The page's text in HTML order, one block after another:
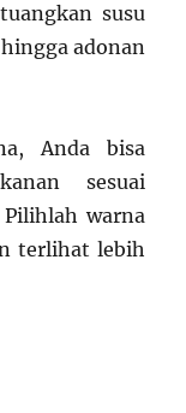
susu
adonan
Anda bisa
sesuai
warna
terlihat lebih